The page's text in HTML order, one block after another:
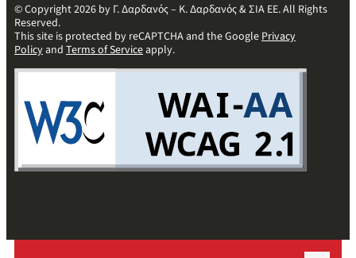
© Copyright 2026 by Γ. Δαρδανός – Κ. Δαρδανός & ΣΙΑ ΕΕ. All Rights
Reserved.
This site is protected by reCAPTCHA and the GooglePrivacy
Policyand Terms of Serviceapply.